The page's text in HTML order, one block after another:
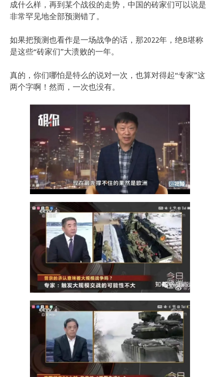
成什么样，再到某个战役的走势，中国的砖家们可以说是
非常罕见地全部预测错了。
如果把预测也看作是一场战争的话，那2022年，绝B堪称
是这些“砖家们”大溃败的一年。
真的，你们哪怕是特么的说对一次，也算对得起“专家”这
两个字啊！然而，一次也没有。